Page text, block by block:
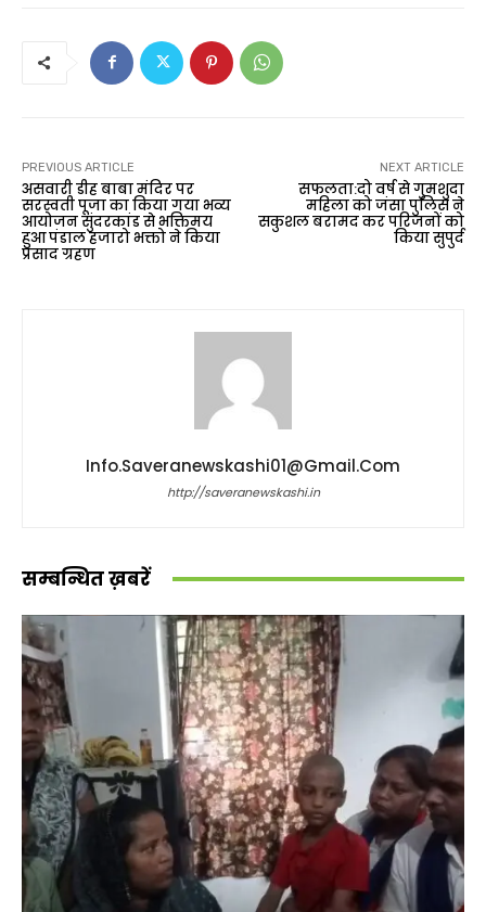
PREVIOUS ARTICLE
असवारी डीह बाबा मंदिर पर
सरस्वती पूजा का किया गया भव्य
आयोजन सुंदरकांड से भक्तिमय
हुआ पंडाल हजारो भक्तो ने किया
प्रसाद ग्रहण
NEXT ARTICLE
सफलता:दो वर्ष से गुमशुदा
महिला को जंसा पुलिस ने
सकुशल बरामद कर परिजनों को
किया सुपुर्द
Info.saveranewskashi01@gmail.com
http://saveranewskashi.in
सम्बन्धित ख़बरें